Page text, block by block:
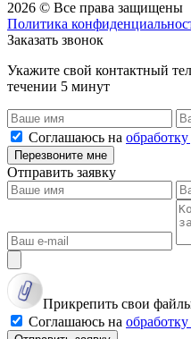
2026 © Все права защищены
Политика
Заказать звонок
Укажите свой контактный
течении 5 минут
Соглашаюсь на
Перезвоните мне
Отправить заявку
Прикрепить свои
Соглашаюсь на